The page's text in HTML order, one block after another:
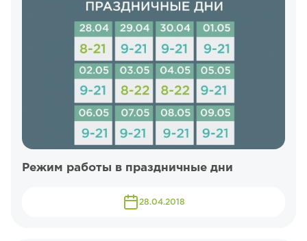
Режим работы в праздничные дни
28.04.2018